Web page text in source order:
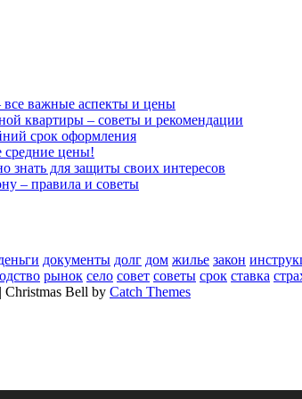
все важные аспекты и цены
квартиры – советы и рекомендации
срок оформления
средние цены!
знать для защиты своих интересов
– правила и советы
документы долг дом жилье закон
рынок село совет советы срок ставка
Christmas Bell by Catch Themes